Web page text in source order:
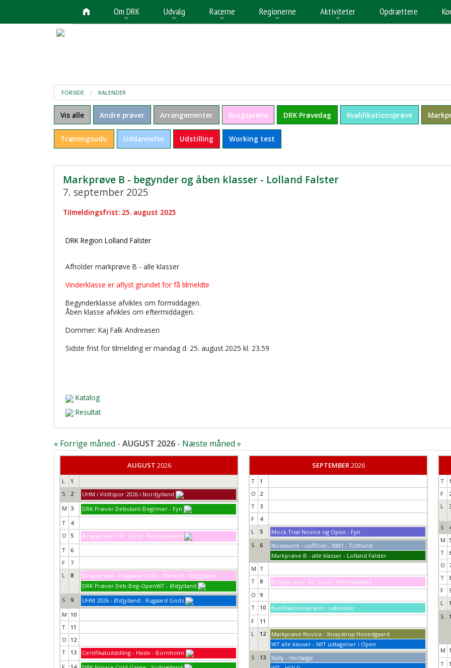
Om DRK Udvalg Racerne Regionerne Aktiviteter Opdrættere
FORSIDE KALENDER
Vis alle Andre prøver Arrangementer Brugsprøve DRK Prøvedag Kvalifikationsprøve
Træningsudv. Uddannelse Udstilling Working test
Markprøve B - begynder og åben klasser - Lolland Falster
7. september 2025
Tilmeldingsfrist: 25. august 2025
DRK Region Lolland Falster
Afholder markprøve B - alle klasser
Vinderklasse er aflyst grundet for få tilmeldte
Begynderklasse afvikles om formiddagen.
Åben klasse afvikles om eftermiddagen.
Dommer: Kaj Falk Andreasen
Sidste frist for tilmelding er mandag d. 25. august 2025 kl. 23.59
Katalog
Resultat
« Forrige måned - AUGUST 2026 - Næste måned »
AUGUST 2026
L
1
S
2
UHM i Vildtspor 2026 i Nordjylland
M 3
DRK Prøver Debutant-Beginner - Fyn
T
4
O
5
Brugsprøve - Fr. Sund - Nordsjælland
T
6
F
7
L
8
Brugsprøve - Rugaard Gods - Ebeltoft - Østjylland
DRK Prøver Deb-Beg-OpenWT - Østjylland
S
9
UHM 2026 - Østjylland - Rugaard Gods
M 10
T
11
O
12
T
13
Certifikatudstilling - Hasle - Bornholm
SEPTEMBER2026
T
1
O
2
T
3
F
4
L
5
Mock Trial Novice og Open - Fyn
S
6
Nosework - uofficiel - NW1 - Toftlund
Markprøve B - alle klasser - Lolland Falster
M 7
T
8
Brugsprøve - Fr. Sund - Nordsjælland
O 9
T
10
Kvalifikationsprøve - Labrador
F
11
L
12
Markprøve Novice - Knapstrup Hovedgaard
WT alle klasser - IWT udtagelser i Open
S
13
Rally - Herfølge
T
1
F
L
S
M
T
O
T
F
L
S
M
T